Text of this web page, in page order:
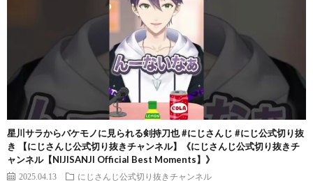
星川サラからバケモノに見られる剣持刀也 #にじさんじ #にじ公式切り抜
き 【にじさんじ公式切り抜きチャンネル】《にじさんじ公式切り抜きチ
ャンネル【NIJISANJI Official Best Moments】》
2025.04.13 にじさんじ公式切り抜きチャンネル